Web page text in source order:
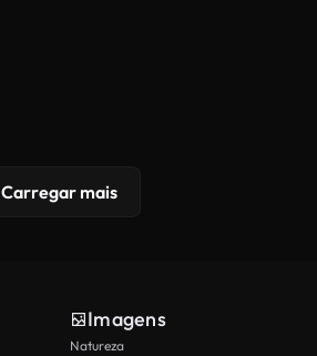
Carregar mais
Imagens
Natureza